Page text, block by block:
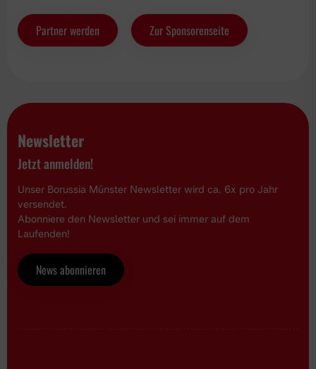
Partner werden Zur Sponsorenseite
Newsletter
Jetzt anmelden!
Unser Borussia Münster Newsletter wird ca. 6x pro Jahr
versendet.
Abonniere den Newsletter und sei immer auf dem
Laufenden!
News abonnieren